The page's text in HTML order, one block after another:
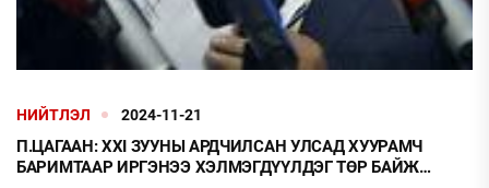
НИЙТЛЭЛ 2024-11-21
П.ЦАГААН: XXI ЗУУНЫ АРДЧИЛСАН УЛСАД ХУУРАМЧ
БАРИМТААР ИРГЭНЭЭ ХЭЛМЭГДҮҮЛДЭГ ТӨР БАЙЖ